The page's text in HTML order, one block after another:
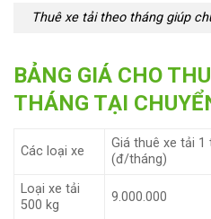
Thuê xe tải theo tháng giúp
BẢNG GIÁ CHO
THÁNG TẠI
Các loại xe
Giá thuê xe tải 1
(đ/tháng)
Loại xe tải
500 kg
9.000.000